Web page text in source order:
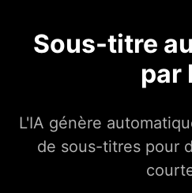
Sous-titre
par
L'IA génère
de sous-titres pour